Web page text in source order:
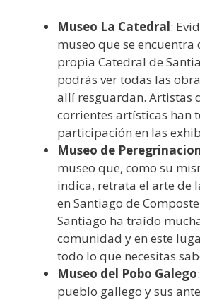
Museo La Catedral:
museo que se encuentra
propia Catedral de
podrás ver todas las
allí resguardan. Artistas
corrientes artísticas han
participación en las
Museo de
museo que, como su
indica, retrata el arte de
en Santiago de
Santiago ha traído
comunidad y en este
todo lo que necesitas
Museo del Pobo Galego
pueblo gallego y sus